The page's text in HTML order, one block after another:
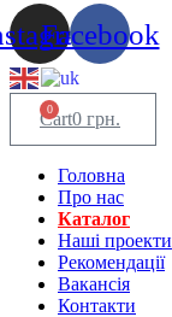
Facebook
0 грн.
0
Cart
Головна
Про нас
Каталог
Нашi проекти
Рекомендації
Вакансiя
Контакти